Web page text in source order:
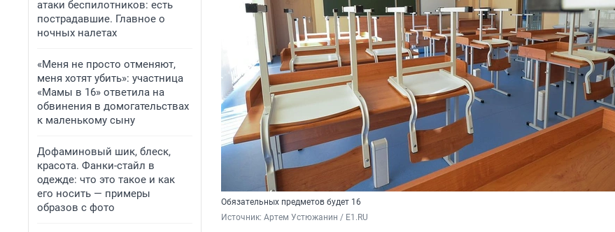
атаки беспилотников: есть
пострадавшие. Главное о
ночных налетах
«Меня не просто отменяют,
меня хотят убить»: участница
«Мамы в 16» ответила на
обвинения в домогательствах
к маленькому сыну
Дофаминовый шик, блеск,
красота. Фанки-стайл в
одежде: что это такое и как
его носить — примеры
образов с фото
Обязательных предметов будет 16
Источник: Артем Устюжанин / E1.RU